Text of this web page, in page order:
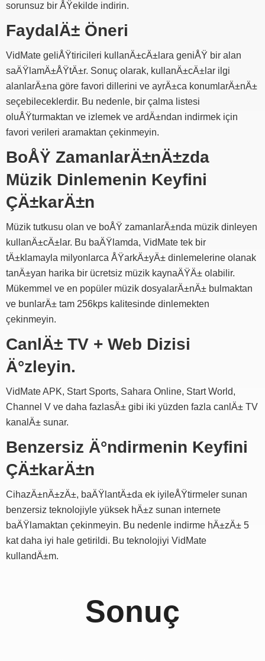
sorunsuz bir ÅŸekilde indirin.
FaydalÄ± Öneri
VidMate geliÅŸtiricileri kullanÄ±cÄ±lara geniÅŸ bir alan
saÄŸlamÄ±ÅŸtÄ±r. Sonuç olarak, kullanÄ±cÄ±lar ilgi
alanlarÄ±na göre favori dillerini ve ayrÄ±ca konumlarÄ±nÄ±
seçebileceklerdir. Bu nedenle, bir çalma listesi
oluÅŸturmaktan ve izlemek ve ardÄ±ndan indirmek için
favori verileri aramaktan çekinmeyin.
BoÅŸ ZamanlarÄ±nÄ±zda
Müzik Dinlemenin Keyfini
ÇÄ±karÄ±n
Müzik tutkusu olan ve boÅŸ zamanlarÄ±nda müzik dinleyen
kullanÄ±cÄ±lar. Bu baÄŸlamda, VidMate tek bir
tÄ±klamayla milyonlarca ÅŸarkÄ±yÄ± dinlemelerine olanak
tanÄ±yan harika bir ücretsiz müzik kaynaÄŸÄ± olabilir.
Mükemmel ve en popüler müzik dosyalarÄ±nÄ± bulmaktan
ve bunlarÄ± tam 256kps kalitesinde dinlemekten
çekinmeyin.
CanlÄ± TV + Web Dizisi
Ä°zleyin.
VidMate APK, Start Sports, Sahara Online, Start World,
Channel V ve daha fazlasÄ± gibi iki yüzden fazla canlÄ± TV
kanalÄ± sunar.
Benzersiz Ä°ndirmenin Keyfini
ÇÄ±karÄ±n
CihazÄ±nÄ±zÄ±, baÄŸlantÄ±da ek iyileÅŸtirmeler sunan
benzersiz teknolojiyle yüksek hÄ±z sunan internete
baÄŸlamaktan çekinmeyin. Bu nedenle indirme hÄ±zÄ± 5
kat daha iyi hale getirildi. Bu teknolojiyi VidMate
kullandÄ±m.
Sonuç